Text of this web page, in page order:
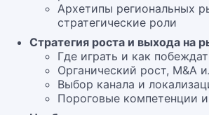
Архетипы региональных
стратегические роли
Стратегия роста и выхода на
Где играть и как
Органический рост, M&A
Выбор канала и
Пороговые компетенции